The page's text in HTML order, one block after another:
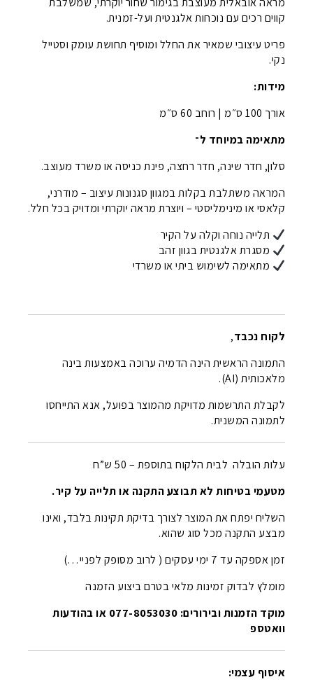
₪295.00.
₪199.00.
קווים רכים עם נוכחות אלגנטית ועל-זמנית.
פריט עיצובי שמאיר את החלל ומוסיף תחושת עומק וסטייל
נקי.
מידות:
אורך 100 ס״מ | רוחב 60 ס״מ
מתאימה במיוחד ל־
סלון, חדר שינה, חדר רחצה, פינת כניסה או משרד מעוצב.
המראה משתלבת בקלות במגוון סגנונות עיצוב – מודרני,
קלאסי או מינימליסטי – ויוצרת מראה יוקרתי ומדויק בכל חלל.
תלייה נוחה וקלה על הקיר
מסגרת אלגנטית בגוון זהב
מתאימה לשימוש ביתי או משרדי
לקוח נכבד,
התמונה הראשית הינה הדמיה ערוכה באמצעות בינה
מלאכותית (AI).
לקבלת התרשמות מדויקת מהמוצר בפועל, אנא התייחסו
לתמונה המשנית.
עלות הובלה לבית הלקוח בתוספת – 50 ש”ח
מטעמי בטיחות לא תבוצע התקנה או תלייה על קיר.
השליח יפתח את המוצר לצורך בדיקת תקינות בלבד, ואינו
מבצע התקנה מכל סוג שהוא.
זמן אספקה עד 7 ימי עסקים ( לרוב מסופק לפניי…)
מומלץ לבדוק זמינות מלאי בטרם ביצוע הזמנה
מוקד הזמנות ובירורים: 077-8053030 או בהודעות
וואטספ
איסוף עצמי: